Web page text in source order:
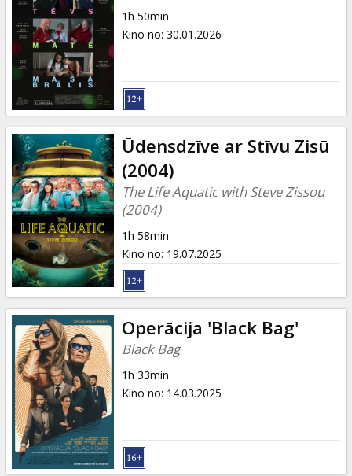
1h 50min
Kino no: 30.01.2026
Ūdensdzīve ar Stīvu Zisū
(2004)
The Life Aquatic with Steve Zissou
(2004)
1h 58min
Kino no: 19.07.2025
Operācija 'Black Bag'
Black Bag
1h 33min
Kino no: 14.03.2025